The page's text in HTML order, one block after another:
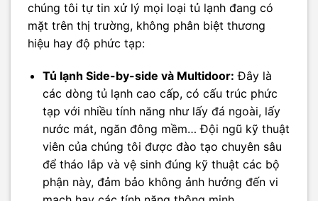
chúng tôi tự tin xử lý mọi loại tủ lạnh đang có
mặt trên thị trường, không phân biệt thương
hiệu hay độ phức tạp:
Tủ lạnh Side-by-side và Multidoor: Đây là
các dòng tủ lạnh cao cấp, có cấu trúc phức
tạp với nhiều tính năng như lấy đá ngoài, lấy
nước mát, ngăn đông mềm… Đội ngũ kỹ thuật
viên của chúng tôi được đào tạo chuyên sâu
để tháo lắp và vệ sinh đúng kỹ thuật các bộ
phận này, đảm bảo không ảnh hưởng đến vi